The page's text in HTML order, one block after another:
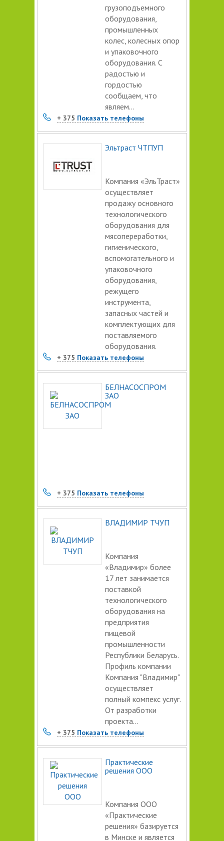
грузоподъемного
оборудования,
промышленных
колес, колесных опор
и упаковочного
оборудования. С
радостью и
гордостью
сообщаем, что
являем...
+ 375 Показать телефоны
Эльтраст ЧТПУП
Компания «ЭльТраст»
осуществляет
продажу основного
технологического
оборудования для
мясопереработки,
гигиенического,
вспомогательного и
упаковочного
оборудования,
режущего
инструмента,
запасных частей и
комплектующих для
поставляемого
оборудования.
+ 375 Показать телефоны
БЕЛНАСОСПРОМ
ЗАО
+ 375 Показать телефоны
ВЛАДИМИР ТЧУП
Компания
«Владимир» более
17 лет занимается
поставкой
технологического
оборудования на
предприятия
пищевой
промышленности
Республики Беларусь.
Профиль компании
Компания "Владимир"
осуществляет
полный компекс услуг.
От разработки
проекта...
+ 375 Показать телефоны
Практические
решения ООО
Компания ООО
«Практические
решения» базируется
в Минске и является